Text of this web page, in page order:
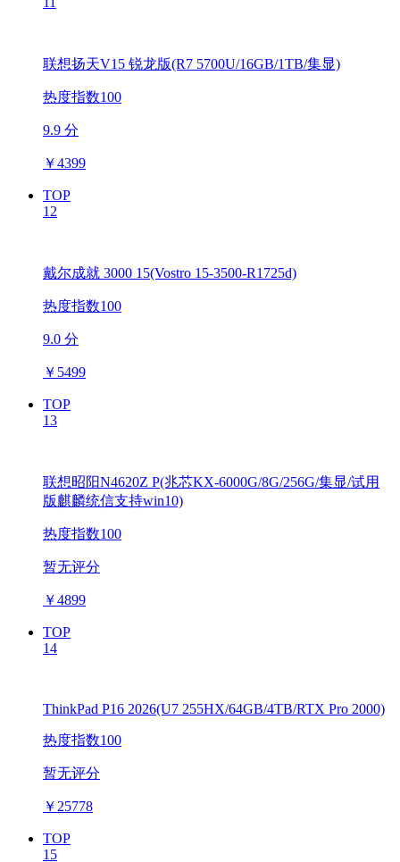
联想扬天V15 锐龙版(R7 5700U/16GB/1TB/集显)
热度指数100
9.9 分
￥4399
TOP
12
戴尔成就 3000 15(Vostro 15-3500-R1725d)
热度指数100
9.0 分
￥ 5499
TOP
13
联想昭阳N4620Z P(兆芯KX-6000G/8G/256G/集显/试用
版麒麟统信支持win10)
热度指数100
暂无评分
￥4899
TOP
14
ThinkPad P16 2026(U7 255HX/64GB/4TB/RTX Pro 2000)
热度指数100
暂无评分
￥ 25778
TOP
15